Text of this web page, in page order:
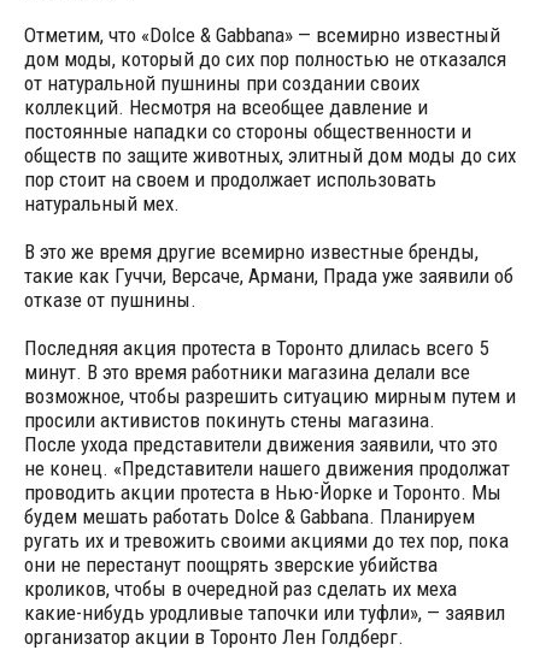
Отметим, что «Dolce & Gabbana» — всемирно известный
дом моды, который до сих пор полностью не отказался
от натуральной пушнины при создании своих
коллекций. Несмотря на всеобщее давление и
постоянные нападки со стороны общественности и
обществ по защите животных, элитный дом моды до сих
пор стоит на своем и продолжает использовать
натуральный мех.
В это же время другие всемирно известные бренды,
такие как Гуччи, Версаче, Армани, Прада уже заявили об
отказе от пушнины.
Последняя акция протеста в Торонто длилась всего 5
минут. В это время работники магазина делали все
возможное, чтобы разрешить ситуацию мирным путем и
просили активистов покинуть стены магазина.
После ухода представители движения заявили, что это
не конец. «Представители нашего движения продолжат
проводить акции протеста в Нью-Йорке и Торонто. Мы
будем мешать работать Dolce & Gabbana. Планируем
ругать их и тревожить своими акциями до тех пор, пока
они не перестанут поощрять зверские убийства
кроликов, чтобы в очередной раз сделать их меха
какие-нибудь уродливые тапочки или туфли», — заявил
организатор акции в Торонто Лен Голдберг.